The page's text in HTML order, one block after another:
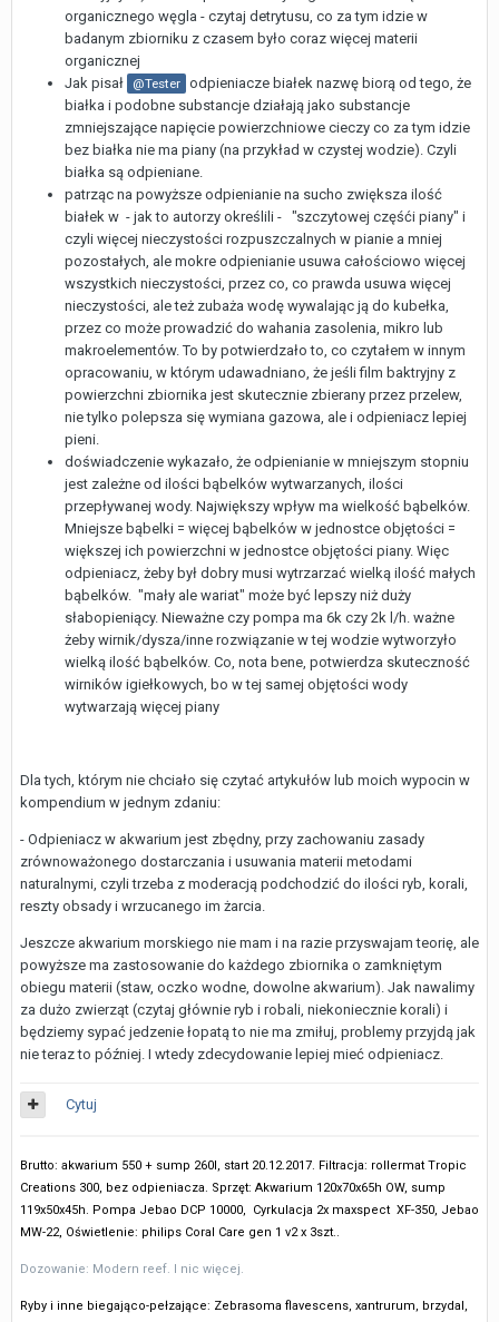
organicznego węgla - czytaj detrytusu, co za tym idzie w
badanym zbiorniku z czasem było coraz więcej materii
organicznej
Jak pisał
@Tester odpieniacze białek nazwę biorą od tego, że
białka i podobne substancje działają jako substancje
zmniejszające napięcie powierzchniowe cieczy co za tym idzie
bez białka nie ma piany (na przykład w czystej wodzie). Czyli
białka są odpieniane.
patrząc na powyższe odpienianie na sucho zwiększa ilość
białek w - jak to autorzy określili - "szczytowej częśći piany" i
czyli więcej nieczystości rozpuszczalnych w pianie a mniej
pozostałych, ale mokre odpienianie usuwa całościowo więcej
wszystkich nieczystości, przez co, co prawda usuwa więcej
nieczystości, ale też zubaża wodę wywalając ją do kubełka,
przez co może prowadzić do wahania zasolenia, mikro lub
makroelementów. To by potwierdzało to, co czytałem w innym
opracowaniu, w którym udawadniano, że jeśli film baktryjny z
powierzchni zbiornika jest skutecznie zbierany przez przelew,
nie tylko polepsza się wymiana gazowa, ale i odpieniacz lepiej
pieni.
doświadczenie wykazało, że odpienianie w mniejszym stopniu
jest zależne od ilości bąbelków wytwarzanych, ilości
przepływanej wody. Największy wpływ ma wielkość bąbelków.
Mniejsze bąbelki = więcej bąbelków w jednostce objętości =
większej ich powierzchni w jednostce objętości piany. Więc
odpieniacz, żeby był dobry musi wytrzarzać wielką ilość małych
bąbelków. "mały ale wariat" może być lepszy niż duży
słabopieniący. Nieważne czy pompa ma 6k czy 2k l/h. ważne
żeby wirnik/dysza/inne rozwiązanie w tej wodzie wytworzyło
wielką ilość bąbelków. Co, nota bene, potwierdza skuteczność
wirników igiełkowych, bo w tej samej objętości wody
wytwarzają więcej piany
Dla tych, którym nie chciało się czytać artykułów lub moich wypocin w
kompendium w jednym zdaniu:
- Odpieniacz w akwarium jest zbędny, przy zachowaniu zasady
zrównoważonego dostarczania i usuwania materii metodami
naturalnymi, czyli trzeba z moderacją podchodzić do ilości ryb, korali,
reszty obsady i wrzucanego im żarcia.
Jeszcze akwarium morskiego nie mam i na razie przyswajam teorię, ale
powyższe ma zastosowanie do każdego zbiornika o zamkniętym
obiegu materii (staw, oczko wodne, dowolne akwarium). Jak nawalimy
za dużo zwierząt (czytaj głównie ryb i robali, niekoniecznie korali) i
będziemy sypać jedzenie łopatą to nie ma zmiłuj, problemy przyjdą jak
nie teraz to później. I wtedy zdecydowanie lepiej mieć odpieniacz.
Cytuj
Brutto: akwarium 550 + sump 260l, start 20.12.2017. Filtracja: rollermat Tropic
Creations 300, bez odpieniacza. Sprzęt: Akwarium 120x70x65h OW, sump
119x50x45h. Pompa Jebao DCP 10000, Cyrkulacja 2x maxspect XF-350, Jebao
MW-22, Oświetlenie: philips Coral Care gen 1 v2 x 3szt..
Dozowanie: Modern reef. I nic więcej.
Ryby i inne biegająco-pełzające: Zebrasoma flavescens, xantrurum, brzydal,